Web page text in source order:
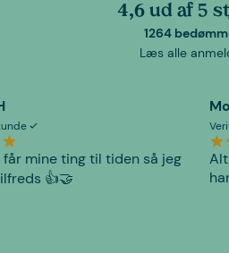
4,6 ud af 5
1264
Læs alle
får mine ting til tiden så jeg
👍🤝